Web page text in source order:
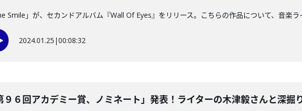
Smile」が、セカンドアルバム『Wall Of Eyes』をリリース。こちらの作品について、音楽
2024.01.25 |00:08:32
９６回アカデミー賞、ノミネート」発表！ライターの木津毅さんと深